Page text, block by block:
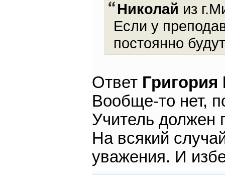
Николай из
Если у
постоянно
Ответ
Вообще-то нет,
Учитель должен
На всякий
уважения. И